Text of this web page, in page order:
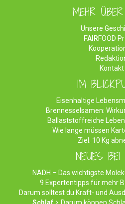
MEHR
Unsere
FAIRFOOD
Kontakt
IM
Eisenhaltige
Brennesselsamen:
Ballaststoffreiche
Wie lange müssen
Ziel: 10 Kg
NEUES BEI
NADH – Das wichtigste
9 Expertentipps für mehr
Darum solltest du Kraft- und